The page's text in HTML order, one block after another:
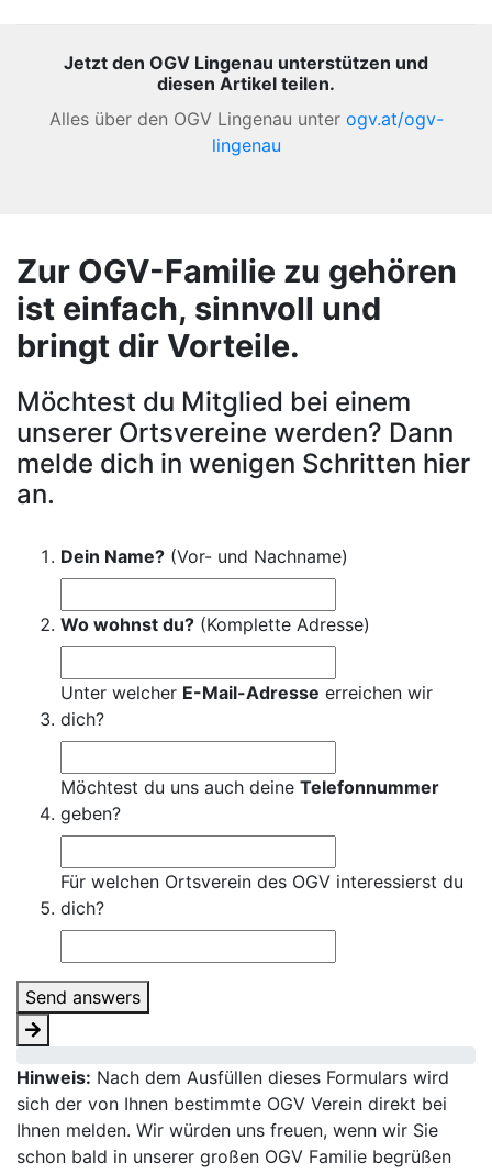
Jetzt den OGV Lingenau unterstützen und
diesen Artikel teilen.
Alles über den OGV Lingenau unter ogv.at/ogv-
lingenau
Zur OGV-Familie zu gehören
ist einfach, sinnvoll und
bringt dir Vorteile.
Möchtest du Mitglied bei einem
unserer Ortsvereine werden? Dann
melde dich in wenigen Schritten hier
an.
Dein Name? (Vor- und Nachname)
Wo wohnst du? (Komplette Adresse)
Unter welcher E-Mail-Adresse erreichen wir
dich?
Möchtest du uns auch deine Telefonnummer
geben?
Für welchen Ortsverein des OGV interessierst du
dich?
Send answers
Hinweis: Nach dem Ausfüllen dieses Formulars wird
sich der von Ihnen bestimmte OGV Verein direkt bei
Ihnen melden. Wir würden uns freuen, wenn wir Sie
schon bald in unserer großen OGV Familie begrüßen